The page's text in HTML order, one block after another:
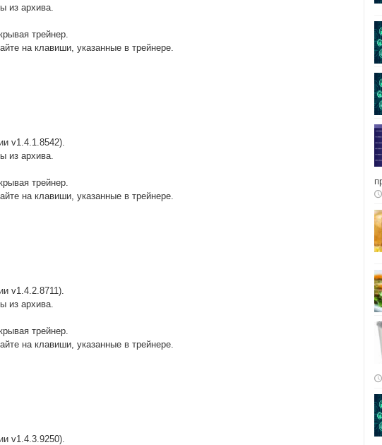
из архива.
трейнер.
на клавиши, указанные в трейнере.
v1.4.1.8542).
из архива.
трейнер.
на клавиши, указанные в трейнере.
v1.4.2.8711).
из архива.
трейнер.
на клавиши, указанные в трейнере.
v1.4.3.9250).